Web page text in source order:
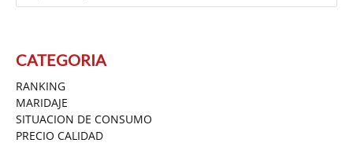
CATEGORIA
RANKING
MARIDAJE
SITUACION DE CONSUMO
PRECIO CALIDAD